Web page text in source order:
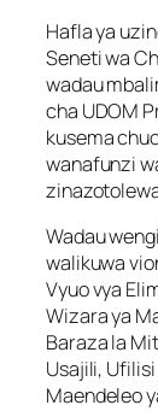
Hafla ya
Seneti wa
wadau
cha UDOM
kusema
wanafunzi
Wadau
walikuwa
Vyuo vya
Wizara ya
Baraza la
Usajili,
Maendeleo